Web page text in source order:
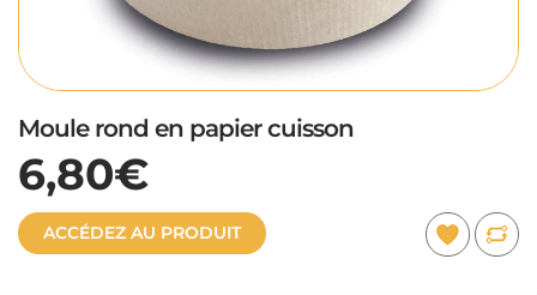
Moule rond en papier cuisson
6,80€
ACCÉDEZ AU PRODUIT